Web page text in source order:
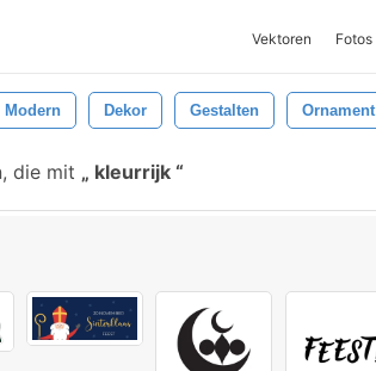
Vektoren Fotos
Modern Dekor Gestalten Ornament
die mit kleurrijk